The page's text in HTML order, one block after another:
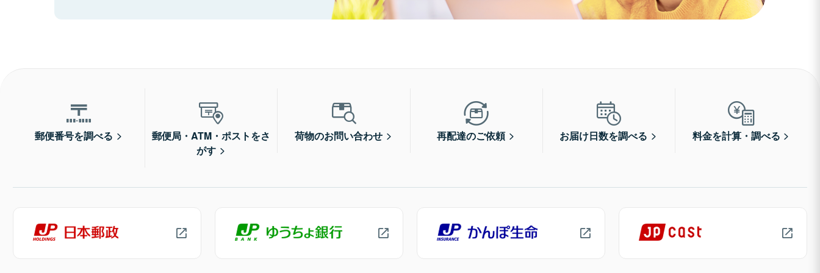
郵便番号を調べる
郵便局・ATM・ポストをさ
がす
荷物のお問い合わせ 再配達のご依頼 お届け日数を調べる 料金を計算・調べる